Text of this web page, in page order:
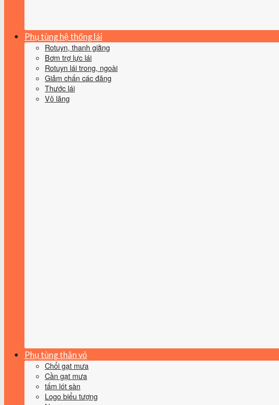
Phụ tùng hệ thống lái
Rotuyn, thanh giằng
Bơm trợ lực lái
Rotuyn lái trong, ngoài
Giảm chấn các đăng
Thước lái
Vô lăng
Phụ tùng thân vỏ
Chổi gạt mưa
Cần gạt mưa
tấm lót sàn
Logo biểu tượng